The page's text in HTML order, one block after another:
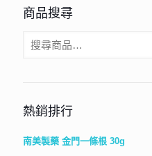
商品搜尋
熱銷排行
南美製藥 金門一條根 30g